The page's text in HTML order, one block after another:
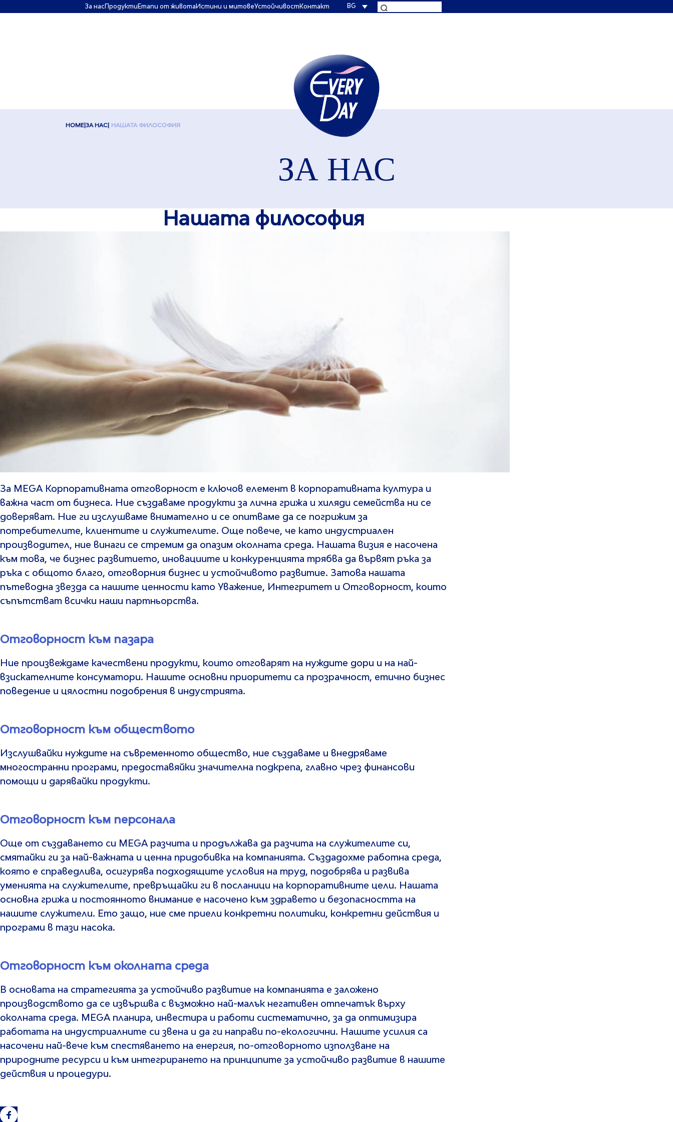
За нас Πродукти Етапи от животаИстини и митовеУстойчивост Контакт BG
HOME ЗА НАС НАШАТА ФИЛОСОФИЯ
ЗА НАС
Нашата философия
За MEGA Корпоративната oтговорност е ключов елемент в корпоративната култура и
важна част от бизнеса. Ние създаваме продукти за лична грижа и хиляди семейства ни се
доверяват. Ние ги изслушваме внимателно и се опитваме да се погрижим за
потребителите, клиентите и служителите. Още повече, че като индустриален
производител, ние винаги се стремим да опазим околната среда. Нашата визия е насочена
към това, че бизнес развитието, иновациите и конкуренцията трябва да вървят ръка за
ръка с общото благо, отговорния бизнес и устойчивото развитие. Затова нашата
пътеводна звезда са нашите ценности като Уважение, Интегритет и Отговорност, които
съпътстват всички наши партньорства.
Отговорност към пазара
Ние произвеждаме качествени продукти, които отговарят на нуждите дори и на най-
взискателните консуматори. Нашите основни приоритети са прозрачност, етично бизнес
поведение и цялостни подобрения в индустрията.
Отговорност към обществото
Изслушвайки нуждите на съвременното общество, ние създаваме и внедряваме
многостранни програми, предоставяйки значителна подкрепа, главно чрез финансови
помощи и дарявайки продукти.
Отговорност към персонала
Още от създаването си MEGA разчита и продължава да разчита на служителите си,
смятайки ги за най-важната и ценна придобивка на компанията. Създадохме работна среда,
която е справедлива, осигурява подходящите условия на труд, подобрява и развива
уменията на служителите, превръщайки ги в посланици на корпоративните цели. Нашата
основна грижа и постоянното внимание е насочено към здравето и безопасността на
нашите служители. Ето защо, ние сме приели конкретни политики, конкретни действия и
програми в тази насока.
Отговорност към околната среда
В основата на стратегията за устойчиво развитие на компанията е заложено
производството да се извършва с възможно най-малък негативен отпечатък върху
околната среда. MEGA планира, инвестира и работи систематично, за да оптимизира
работата на индустриалните си звена и да ги направи по-екологични. Нашите усилия са
насочени най-вече към спестяването на енергия, по-отговорното използване на
природните ресурси и към интегрирането на принципите за устойчиво развитие в нашите
действия и процедури.